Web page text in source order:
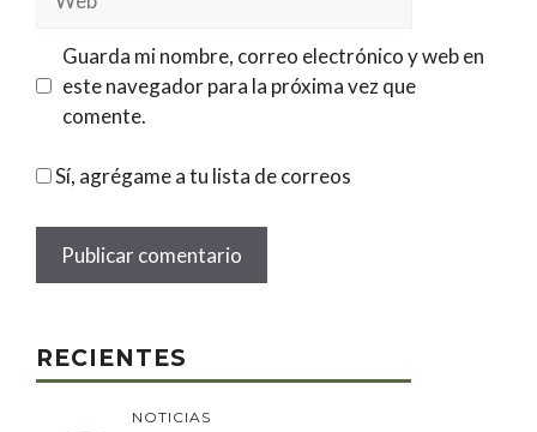
Guarda mi nombre, correo electrónico y web en
este navegador para la próxima vez que
comente.
Sí, agrégame a tu lista de correos
RECIENTES
NOTICIAS